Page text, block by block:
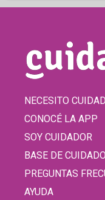
NECESITO
CONOCÉ LA APP
SOY CUIDADOR
BASE DE
PREGUNTAS
AYUDA